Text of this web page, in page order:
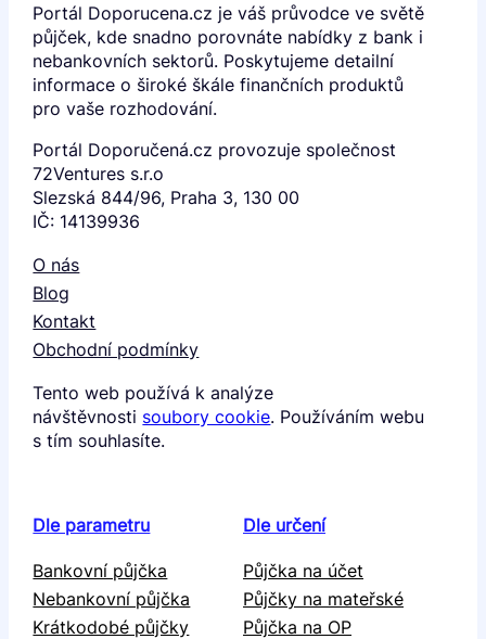
Portál Doporucena.cz je váš průvodce ve světě
půjček, kde snadno porovnáte nabídky z bank i
nebankovních sektorů. Poskytujeme detailní
informace o široké škále finančních produktů
pro vaše rozhodování.
Portál Doporučená.cz provozuje společnost
72Ventures s.r.o
Slezská 844/96, Praha 3, 130 00
IČ: 14139936
O nás
Blog
Kontakt
Obchodní podmínky
Tento web používá k analýze
návštěvnosti soubory cookie. Používáním webu
s tím souhlasíte.
Dle parametru
Bankovní půjčka
Nebankovní půjčka
Krátkodobé půjčky
Dle určení
Půjčka na účet
Půjčky na mateřské
Půjčka na OP